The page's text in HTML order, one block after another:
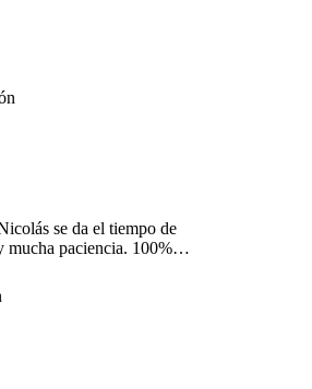
se da el tiempo de
paciencia. 100%